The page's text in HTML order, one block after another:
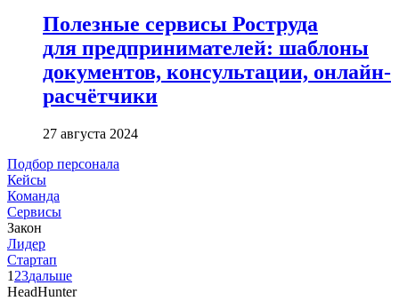
Полезные сервисы Роструда
для предпринимателей: шаблоны
документов, консультации, онлайн-
расчётчики
27 августа 2024
Подбор персонала
Кейсы
Команда
Сервисы
Закон
Лидер
Стартап
1 23дальше
HeadHunter